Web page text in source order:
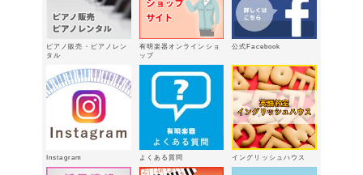
新型エレクトーン「ELS03シリーズ」
3/15（日）健軍で日曜体験ＤＡＹ
2月18日
有明楽器オンステージ開催しました～
🎵 2026年2月16日
八代支店情報：年末年始特別販売企画
実施中！！
2026年1月9日
ピアノ販売・ピアノレン
タル
有明楽器オンラインショ
ップ
公式Facebook
Instagram よくある質問 イングリッシュハウス